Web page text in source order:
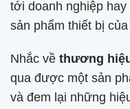
tới doanh nghiệp
sản phẩm thiết bị
Nhắc về thương
qua được một sản
và đem lại những